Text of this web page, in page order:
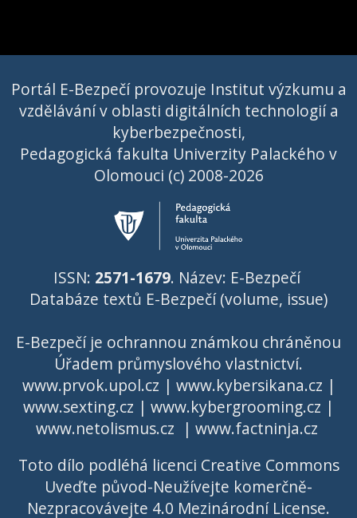
Portál E-Bezpečí provozuje Institut výzkumu a
vzdělávání v oblasti digitálních technologií a
kyberbezpečnosti,
Pedagogická fakulta Univerzity Palackého v
Olomouci (c) 2008-2026
ISSN: 2571-1679. Název: E-Bezpečí
Databáze textů E-Bezpečí (volume, issue)
E-Bezpečí je ochrannou známkou chráněnou
Úřadem průmyslového vlastnictví.
www.prvok.upol.cz | www.kybersikana.cz |
www.sexting.cz | www.kybergrooming.cz |
www.netolismus.cz | www.factninja.cz
Toto dílo podléhá licenci Creative Commons
Uveďte původ-Neužívejte komerčně-
Nezpracovávejte 4.0 Mezinárodní License.